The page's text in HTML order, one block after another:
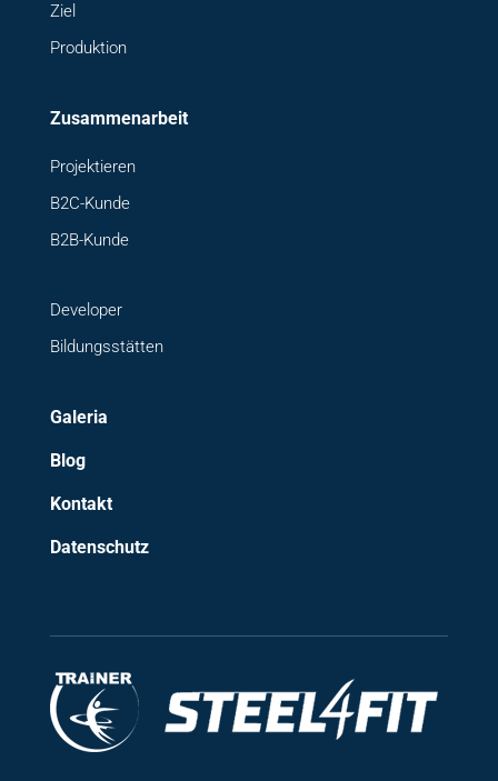
Ziel
Produktion
Zusammenarbeit
Projektieren
B2C-Kunde
B2B-Kunde
Developer
Bildungsstätten
Galeria
Blog
Kontakt
Datenschutz